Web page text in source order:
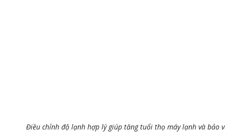
Điều chỉnh độ lạnh hợp lý giúp tăng tuổi thọ máy lạnh và bảo